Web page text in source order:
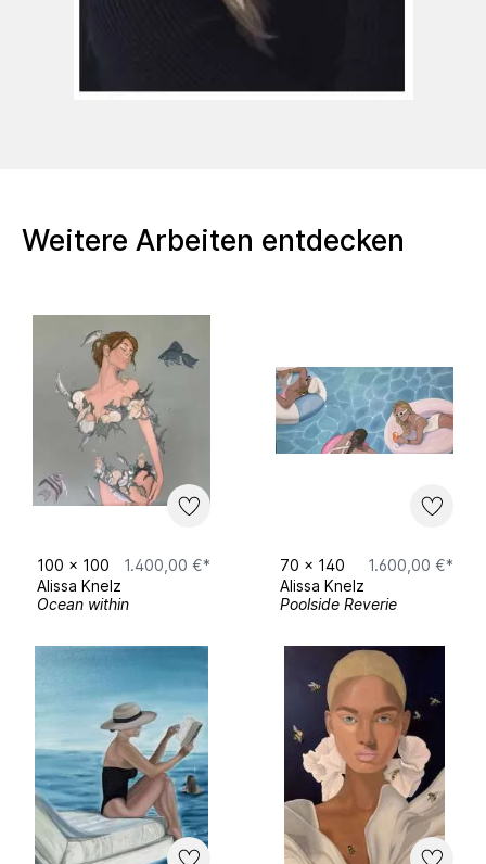
Universität Duisburg-Essen
Weitere Arbeiten entdecken
100 x 100
1.400,00 €*
Alissa Knelz
Ocean within
70 x 140
1.600,00 €*
Alissa Knelz
Poolside Reverie